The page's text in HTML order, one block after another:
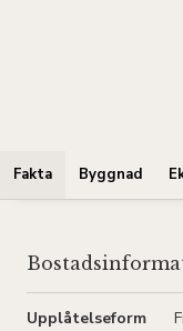
Fakta Byggnad
Upplåtelseform